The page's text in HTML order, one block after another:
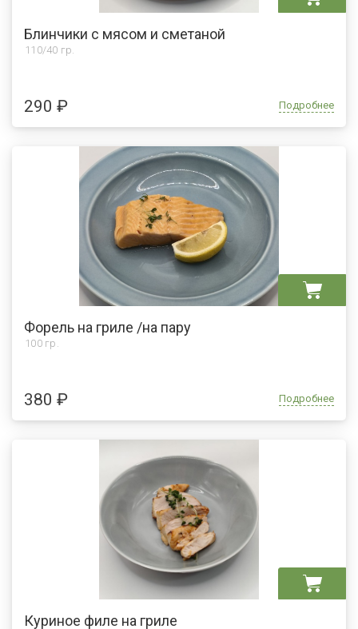
Блинчики с мясом и сметаной
110/40 гр.
290 ₽ Подробнее
Форель на гриле /на пару
100 гр.
380 ₽ Подробнее
Куриное филе на гриле